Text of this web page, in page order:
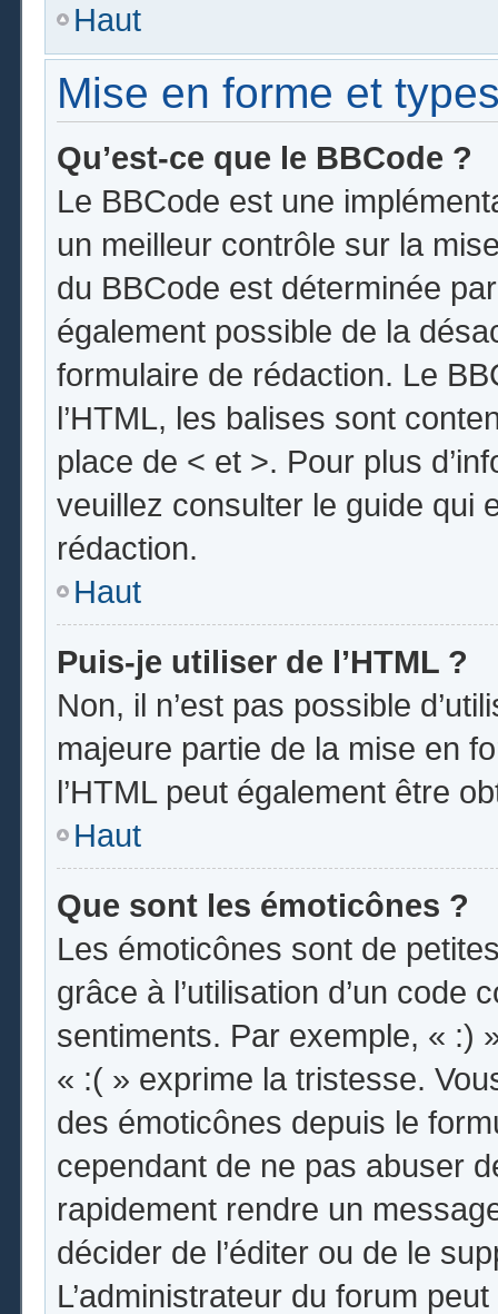
Haut
Mise en forme et
Qu’est-ce que le BBCode ?
Le BBCode est une
un meilleur contrôle sur la
du BBCode est déterminée
également possible de la
formulaire de rédaction. Le
l’HTML, les balises sont
place de < et >. Pour plus
veuillez consulter le guide qui
rédaction.
Haut
Puis-je utiliser de l’HTML ?
Non, il n’est pas possible
majeure partie de la mise en
l’HTML peut également être
Haut
Que sont les émoticônes ?
Les émoticônes sont de
grâce à l’utilisation d’un code
sentiments. Par exemple, « :)
« :( » exprime la tristesse.
des émoticônes depuis le
cependant de ne pas abuser
rapidement rendre un
décider de l’éditer ou de le
L’administrateur du forum